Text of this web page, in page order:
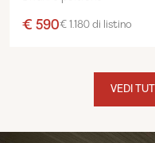
€ 590€ 1.180 di listino
VEDI